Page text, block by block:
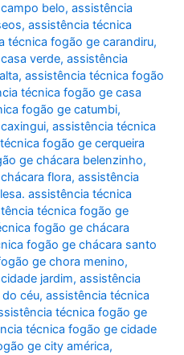
belo,assistência
,assistência técnica
técnica fogão ge carandiru,
verde,assistência
,assistência técnica fogão
técnica fogão ge casa
fogão ge catumbi,
,assistência técnica
fogão ge cerqueira
ge chácara belenzinho,
flora,assistência
assistência técnica
técnica fogão ge
fogão ge chácara
fogão ge chácara santo
ge chora menino,
jardim,assistência
céu,assistência técnica
técnica fogão ge
técnica fogão ge cidade
ge city américa,